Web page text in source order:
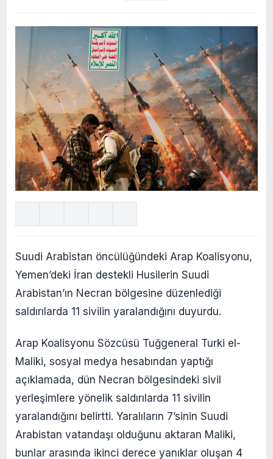
Suudi Arabistan öncülüğündeki Arap Koalisyonu,
Yemen’deki İran destekli Husilerin Suudi
Arabistan’ın Necran bölgesine düzenlediği
saldırılarda 11 sivilin yaralandığını duyurdu.
Arap Koalisyonu Sözcüsü Tuğgeneral Turki el-
Maliki, sosyal medya hesabından yaptığı
açıklamada, dün Necran bölgesindeki sivil
yerleşimlere yönelik saldırılarda 11 sivilin
yaralandığını belirtti. Yaralıların 7’sinin Suudi
Arabistan vatandaşı olduğunu aktaran Maliki,
bunlar arasında ikinci derece yanıklar oluşan 4